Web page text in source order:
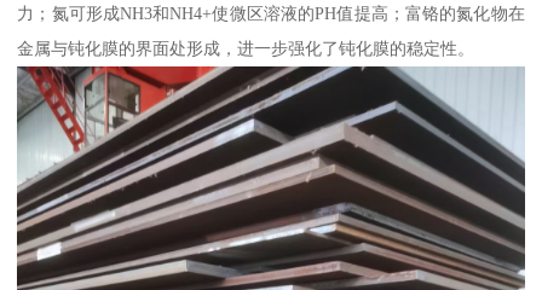
力；氮可形成NH3和NH4+使微区溶液的PH值提高；富铬的氮化物在
金属与钝化膜的界面处形成，进一步强化了钝化膜的稳定性。